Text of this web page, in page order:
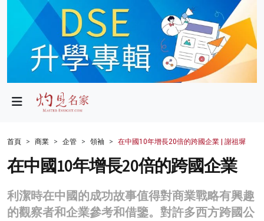
政局
財經
生活
商業
首頁 商業 企管 領袖 在中國10年增長20倍的跨國企業 | 謝祖墀
在中國10年增長20倍的跨國企業
利潔時在中國的成功故事值得對商業戰略有興趣
的觀察者和企業參考和借鑒。對許多西方跨國公